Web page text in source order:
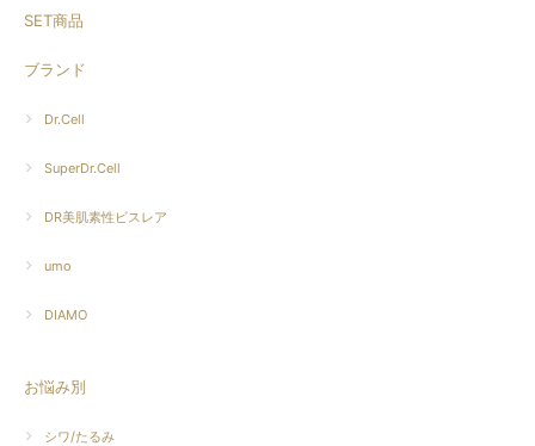
SET商品
ブランド
Dr.Cell
SuperDr.Cell
DR美肌素性ビスレア
umo
DIAMO
お悩み別
シワ/たるみ